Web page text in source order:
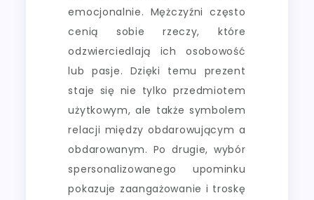
emocjonalnie. Mężczyźni często
cenią sobie rzeczy, które
odzwierciedlają ich osobowość
lub pasje. Dzięki temu prezent
staje się nie tylko przedmiotem
użytkowym, ale także symbolem
relacji między obdarowującym a
obdarowanym. Po drugie, wybór
spersonalizowanego upominku
pokazuje zaangażowanie i troskę